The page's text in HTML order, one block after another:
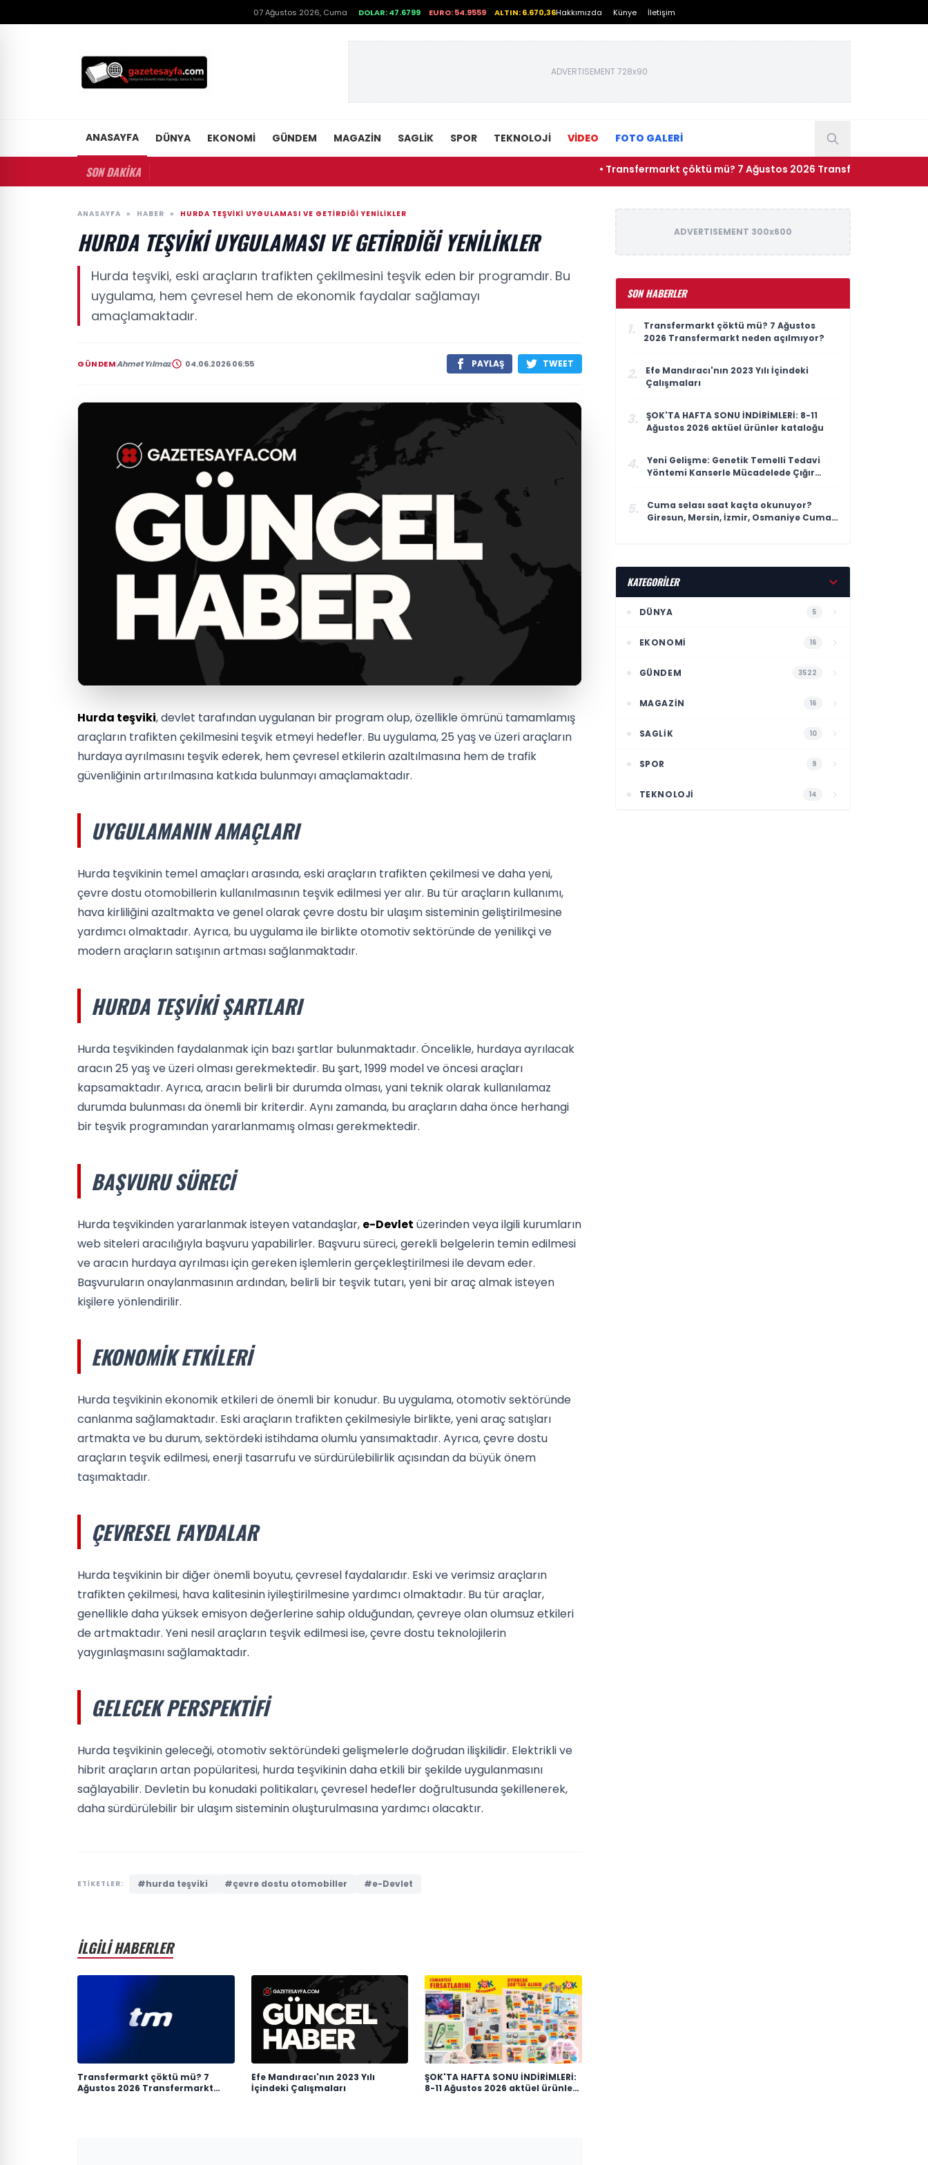
07 Ağustos 2026, Cuma DOLAR: 47.6799 EURO: 54.9559 ALTIN: 6.670,36Hakkımızda Künye İletişim
ADVERTISEMENT 728x90
ANASAYFA DÜNYA EKONOMI GÜNDEM MAGAZIN SAGLIK SPOR TEKNOLOJI VİDEO FOTO GALERİ
SON DAKİKA • Transfermarkt çöktü mü? 7 Ağustos 2026 Transfermarkt neden
ANASAYFA » HABER » HURDA TEŞVIKI UYGULAMASI VE GETIRDIĞI YENILIKLER
HURDA TEŞVIKI UYGULAMASI VE GETIRDIĞI YENILIKLER
Hurda teşviki, eski araçların trafikten çekilmesini teşvik eden bir programdır. Bu
uygulama, hem çevresel hem de ekonomik faydalar sağlamayı
amaçlamaktadır.
GÜNDEMAhmet Yılmaz 04.06.2026 06:55 PAYLAŞ TWEET
Hurda teşviki, devlet tarafından uygulanan bir program olup, özellikle ömrünü tamamlamış
araçların trafikten çekilmesini teşvik etmeyi hedefler. Bu uygulama, 25 yaş ve üzeri araçların
hurdaya ayrılmasını teşvik ederek, hem çevresel etkilerin azaltılmasına hem de trafik
güvenliğinin artırılmasına katkıda bulunmayı amaçlamaktadır.
UYGULAMANIN AMAÇLARI
Hurda teşvikinin temel amaçları arasında, eski araçların trafikten çekilmesi ve daha yeni,
çevre dostu otomobillerin kullanılmasının teşvik edilmesi yer alır. Bu tür araçların kullanımı,
hava kirliliğini azaltmakta ve genel olarak çevre dostu bir ulaşım sisteminin geliştirilmesine
yardımcı olmaktadır. Ayrıca, bu uygulama ile birlikte otomotiv sektöründe de yenilikçi ve
modern araçların satışının artması sağlanmaktadır.
HURDA TEŞVIKI ŞARTLARI
Hurda teşvikinden faydalanmak için bazı şartlar bulunmaktadır. Öncelikle, hurdaya ayrılacak
aracın 25 yaş ve üzeri olması gerekmektedir. Bu şart, 1999 model ve öncesi araçları
kapsamaktadır. Ayrıca, aracın belirli bir durumda olması, yani teknik olarak kullanılamaz
durumda bulunması da önemli bir kriterdir. Aynı zamanda, bu araçların daha önce herhangi
bir teşvik programından yararlanmamış olması gerekmektedir.
BAŞVURU SÜRECI
Hurda teşvikinden yararlanmak isteyen vatandaşlar, e-Devlet üzerinden veya ilgili kurumların
web siteleri aracılığıyla başvuru yapabilirler. Başvuru süreci, gerekli belgelerin temin edilmesi
ve aracın hurdaya ayrılması için gereken işlemlerin gerçekleştirilmesi ile devam eder.
Başvuruların onaylanmasının ardından, belirli bir teşvik tutarı, yeni bir araç almak isteyen
kişilere yönlendirilir.
EKONOMIK ETKILERI
Hurda teşvikinin ekonomik etkileri de önemli bir konudur. Bu uygulama, otomotiv sektöründe
canlanma sağlamaktadır. Eski araçların trafikten çekilmesiyle birlikte, yeni araç satışları
artmakta ve bu durum, sektördeki istihdama olumlu yansımaktadır. Ayrıca, çevre dostu
araçların teşvik edilmesi, enerji tasarrufu ve sürdürülebilirlik açısından da büyük önem
taşımaktadır.
ÇEVRESEL FAYDALAR
Hurda teşvikinin bir diğer önemli boyutu, çevresel faydalarıdır. Eski ve verimsiz araçların
trafikten çekilmesi, hava kalitesinin iyileştirilmesine yardımcı olmaktadır. Bu tür araçlar,
genellikle daha yüksek emisyon değerlerine sahip olduğundan, çevreye olan olumsuz etkileri
de artmaktadır. Yeni nesil araçların teşvik edilmesi ise, çevre dostu teknolojilerin
yaygınlaşmasını sağlamaktadır.
GELECEK PERSPEKTIFI
Hurda teşvikinin geleceği, otomotiv sektöründeki gelişmelerle doğrudan ilişkilidir. Elektrikli ve
hibrit araçların artan popülaritesi, hurda teşvikinin daha etkili bir şekilde uygulanmasını
sağlayabilir. Devletin bu konudaki politikaları, çevresel hedefler doğrultusunda şekillenerek,
daha sürdürülebilir bir ulaşım sisteminin oluşturulmasına yardımcı olacaktır.
ETİKETLER: #hurda teşviki #çevre dostu otomobiller #e-Devlet
İLGİLİ HABERLER
Transfermarkt çöktü mü? 7
Ağustos 2026 Transfermarkt
Efe Mandıracı'nın 2023 Yılı
İçindeki Çalışmaları
ŞOK'TA HAFTA SONU İNDİRİMLERİ:
8-11 Ağustos 2026 aktüel ürünler
ADVERTISEMENT 300x600
SON HABERLER
1.
Transfermarkt çöktü mü? 7 Ağustos
2026 Transfermarkt neden açılmıyor?
2.
Efe Mandıracı'nın 2023 Yılı İçindeki
Çalışmaları
3.
ŞOK'TA HAFTA SONU İNDİRİMLERİ: 8-11
Ağustos 2026 aktüel ürünler kataloğu
4.
Yeni Gelişme: Genetik Temelli Tedavi
Yöntemi Kanserle Mücadelede Çığır
5.
Cuma selası saat kaçta okunuyor?
Giresun, Mersin, İzmir, Osmaniye Cuma
KATEGORİLER
DÜNYA 5
EKONOMI 16
GÜNDEM 3522
MAGAZIN 16
SAGLIK 10
SPOR 9
TEKNOLOJI 14